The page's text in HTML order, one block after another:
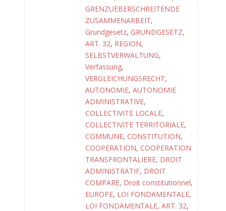
GRENZUEBERSCHREITENDE
ZUSAMMENARBEIT,
Grundgesetz, GRUNDGESETZ,
ART. 32, REGION,
SELBSTVERWALTUNG,
Verfassung,
VERGLEICHUNGSRECHT,
AUTONOMIE, AUTONOMIE
ADMINISTRATIVE,
COLLECTIVITE LOCALE,
COLLECTIVITE TERRITORIALE,
COMMUNE, CONSTITUTION,
COOPERATION, COOPERATION
TRANSFRONTALIERE, DROIT
ADMINISTRATIF, DROIT
COMPARE, Droit constitutionnel,
EUROPE, LOI FONDAMENTALE,
LOI FONDAMENTALE, ART. 32,